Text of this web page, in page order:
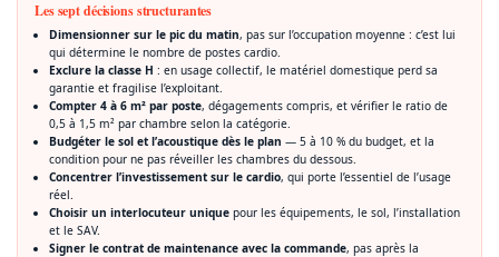
Les sept décisions structurantes
Dimensionner sur le pic du matin, pas sur l’occupation moyenne : c’est lui
qui détermine le nombre de postes cardio.
Exclure la classe H : en usage collectif, le matériel domestique perd sa
garantie et fragilise l’exploitant.
Compter 4 à 6 m² par poste, dégagements compris, et vérifier le ratio de
0,5 à 1,5 m² par chambre selon la catégorie.
Budgéter le sol et l’acoustique dès le plan — 5 à 10 % du budget, et la
condition pour ne pas réveiller les chambres du dessous.
Concentrer l’investissement sur le cardio, qui porte l’essentiel de l’usage
réel.
Choisir un interlocuteur uniquepour les équipements, le sol, l’installation
et le SAV.
Signer le contrat de maintenance avec la commande, pas après la